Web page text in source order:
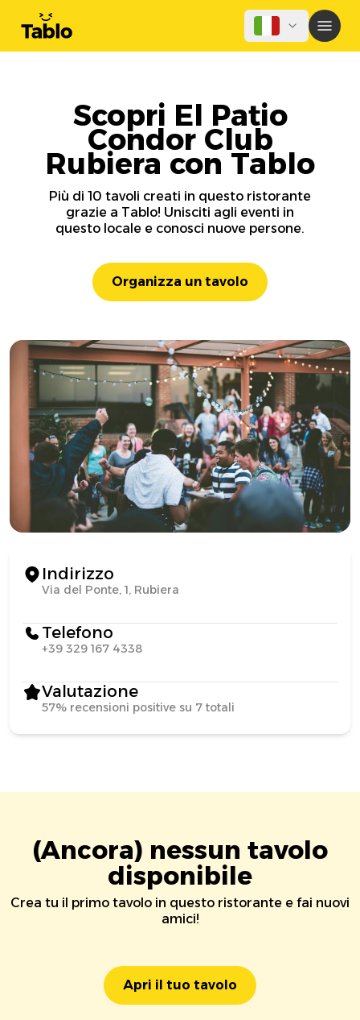
Scopri El Patio
Condor Club
Rubiera con Tablo
Più di 10 tavoli creati in questo ristorante
grazie a Tablo! Unisciti agli eventi in
questo locale e conosci nuove persone.
Organizza un tavolo
Indirizzo
Via del Ponte, 1, Rubiera
Telefono
+39 329 167 4338
Valutazione
57% recensioni positive su 7 totali
(Ancora) nessun tavolo
disponibile
Crea tu il primo tavolo in questo ristorante e fai nuovi
amici!
Apri il tuo tavolo